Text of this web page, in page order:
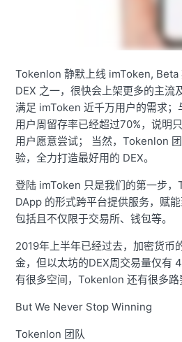
Tokenlon 静默上线 imToken, Beta
DEX 之一，很快会上架更多的主流
满足 imToken 近千万用户的需求
用户周留存率已经超过70%，说明
用户愿意尝试； 当然，Tokenlon
验，全力打造最好用的 DEX。
登陆 imToken 只是我们的第一步
DApp 的形式跨平台提供服务，赋能
包括且不仅限于交易所、钱包等。
2019年上半年已经过去，加密货币
金，但以太坊的DEX周交易量仅有
有很多空间，Tokenlon 还有很多路
But We Never Stop Winning
Tokenlon 团队